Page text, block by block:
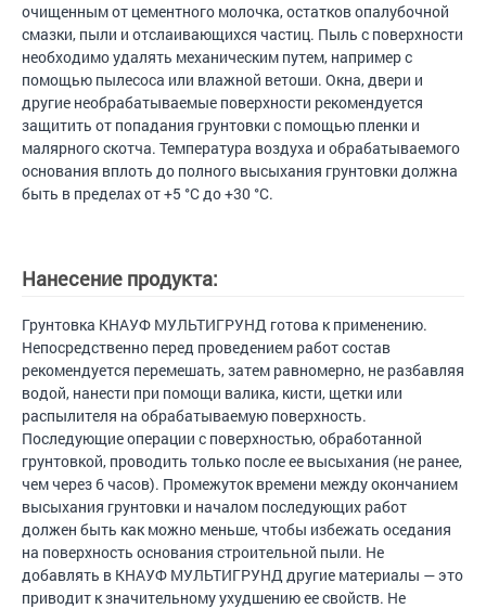
очищенным от цементного молочка, остатков опалубочной
смазки, пыли и отслаивающихся частиц. Пыль с поверхности
необходимо удалять механическим путем, например с
помощью пылесоса или влажной ветоши. Окна, двери и
другие необрабатываемые поверхности рекомендуется
защитить от попадания грунтовки с помощью пленки и
малярного скотча. Температура воздуха и обрабатываемого
основания вплоть до полного высыхания грунтовки должна
быть в пределах от +5 °C до +30 °С.
Нанесение продукта:
Грунтовка КНАУФ МУЛЬТИГРУНД готова к применению.
Непосредственно перед проведением работ состав
рекомендуется перемешать, затем равномерно, не разбавляя
водой, нанести при помощи валика, кисти, щетки или
распылителя на обрабатываемую поверхность.
Последующие операции с поверхностью, обработанной
грунтовкой, проводить только после ее высыхания (не ранее,
чем через 6 часов). Промежуток времени между окончанием
высыхания грунтовки и началом последующих работ
должен быть как можно меньше, чтобы избежать оседания
на поверхность основания строительной пыли. Не
добавлять в КНАУФ МУЛЬТИГРУНД другие материалы — это
приводит к значительному ухудшению ее свойств. Не